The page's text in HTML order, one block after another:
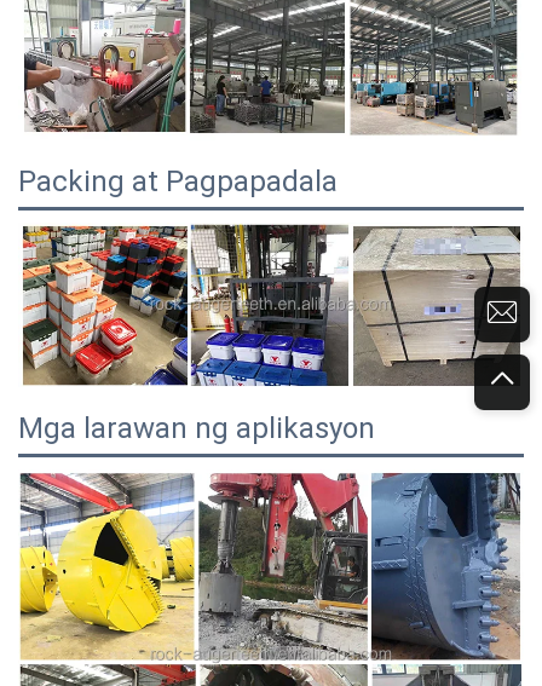
Packing at Pagpapadala
Mga larawan ng aplikasyon